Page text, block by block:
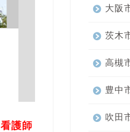
看護師
大阪
茨木
高槻
豊中
吹田